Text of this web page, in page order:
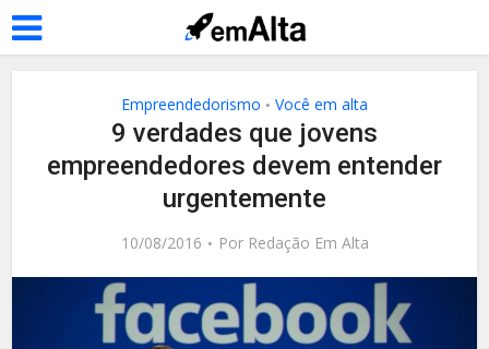
Empreendedorismo • Você em alta
9 verdades que jovens
empreendedores devem entender
urgentemente
10/08/2016 Por Redação Em Alta